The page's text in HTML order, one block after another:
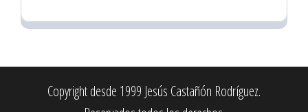
Copyright desde 1999 Jesús Castañón Rodríguez.